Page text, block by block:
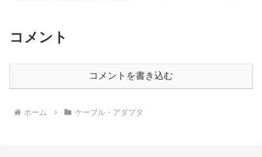
コメント
コメントを書き込む
ホーム ケーブル・アダプタ